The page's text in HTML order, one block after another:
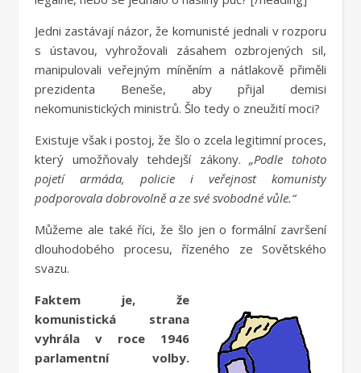
Jedni zastávají názor, že komunisté jednali v rozporu
s ústavou, vyhrožovali zásahem ozbrojených sil,
manipulovali veřejným míněním a nátlakově přiměli
prezidenta Beneše, aby přijal demisi
nekomunistických ministrů. Šlo tedy o zneužití moci?
Existuje však i postoj, že šlo o zcela legitimní proces,
který umožňovaly tehdejší zákony.„Podle tohoto
pojetí armáda, policie i veřejnost komunisty
podporovala dobrovolně a ze své svobodné vůle.“
Můžeme ale také říci, že šlo jen o formální završení
dlouhodobého procesu, řízeného ze Sovětského
svazu.
Faktem je, že
komunistická strana
vyhrála v roce 1946
parlamentní volby.